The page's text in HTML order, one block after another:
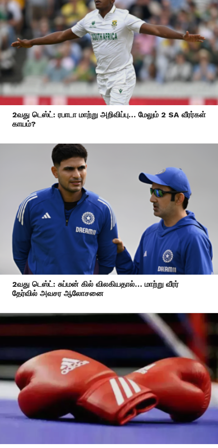
2வது டெஸ்ட்: ரபாடா மாற்று அறிவிப்பு… மேலும் 2 SA வீரர்கள்
காயம்?
2வது டெஸ்ட்: சுப்மன் கில் விலகியதால்… மாற்று வீரர்
தேர்வில் அவசர ஆலோசனை